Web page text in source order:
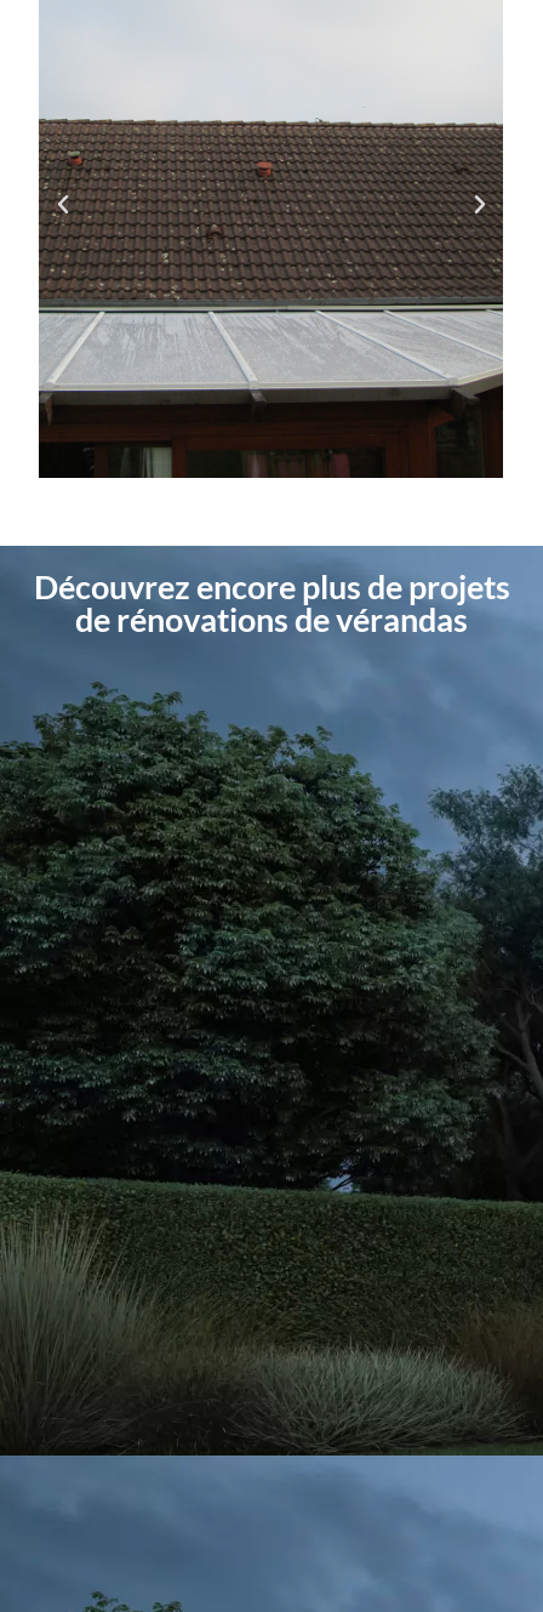
Découvrez encore plus de projets
de rénovations de vérandas